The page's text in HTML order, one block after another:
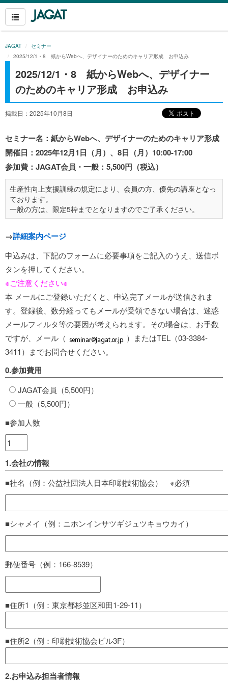
JAGAT
セミナー
2025/12/1・8 紙からWebへ、デザイナーのためのキャリア形成 お申込み
2025/12/1・8 紙からWebへ、デザイナー
のためのキャリア形成 お申込み
掲載日：2025年10月8日
セミナー名：紙からWebへ、デザイナーのためのキャリア形成
開催日：2025年12月1日（月）、8日（月）10:00-17:00
参加費：JAGAT会員・一般：5,500円（税込）
生産性向上支援訓練の規定により、会員の方、優先の講座となっ
ております。
一般の方は、限定5枠までとなりますのでご了承ください。
→詳細案内ページ
申込みは、下記のフォームに必要事項をご記入のうえ、送信ボ
タンを押してください。
※ご注意ください※
本 メールにご登録いただくと、申込完了メールが送信されま
す。登録後、数分経ってもメールが受領できない場合は、迷惑
メールフィルタ等の要因が考えられます。その場合は、お手数
ですが、メール（
）またはTEL（03-3384-
3411）までお問合せください。
0.参加費用
JAGAT会員（5,500円）
一般（5,500円）
■参加人数
1.会社の情報
■社名（例：公益社団法人日本印刷技術協会） ※必須
■シャメイ（例：ニホンインサツギジュツキョウカイ）
郵便番号（例：166-8539）
■住所1（例：東京都杉並区和田1-29-11）
■住所2（例：印刷技術協会ビル3F）
2.お申込み担当者情報